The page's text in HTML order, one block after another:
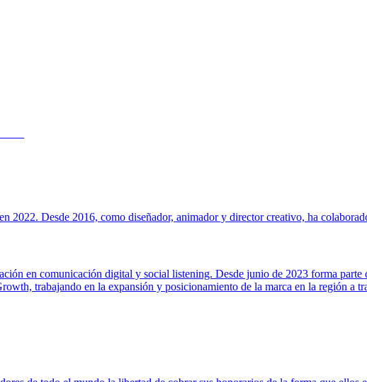
Desde 2016, como diseñador, animador y director creativo, ha
en comunicación digital y social listening. Desde junio de 2023 forma
trabajando en la expansión y posicionamiento de la marca en la región a